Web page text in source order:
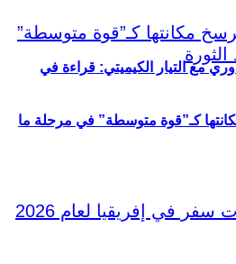
مع التيار الكيميتي: قراءة في
كـ”قوة متوسطة” في مرحلة ما